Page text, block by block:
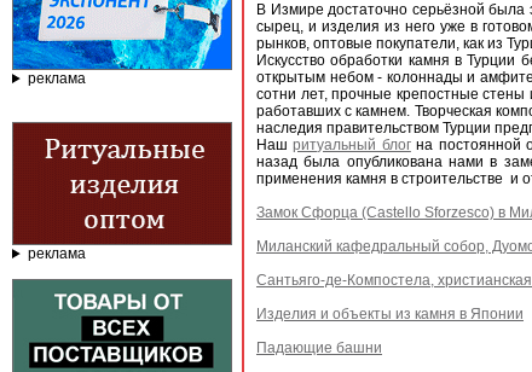
реклама
реклама
В Измире достаточно серьёзной была
сырец, и изделия из него уже в
рынков, оптовые покупатели, как из
Искусство обработки камня в
открытым небом - колоннады и
сотни лет, прочные крепостные стены
работавших с камнем. Творческая
наследия правительством Турции
Нашритуальный блогна постоянной
назад была опубликована нами в
применения камня в строительстве и
Замок Сфорца (Castello Sforzesco) в
Миланский кафедральный собор,
Сантьяго-де-Компостела,
Изделия и объекты из камня в Японии
Падающие башни